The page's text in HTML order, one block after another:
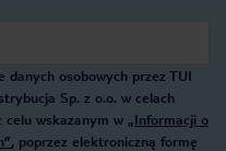
danych osobowych przez TUI
Sp. z o.o. w celach
celu wskazanym w „Informacji o
, poprzez elektroniczną formę